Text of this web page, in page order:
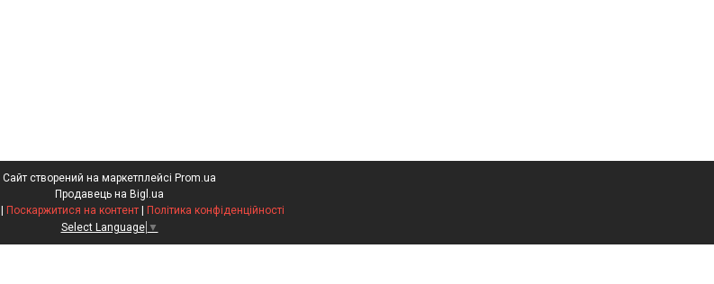
Сайт створений на маркетплейсі Prom.ua
Продавець на Bigl.ua
Food Shopee | Поскаржитися на контент | Політика конфіденційності
Select Language ▼